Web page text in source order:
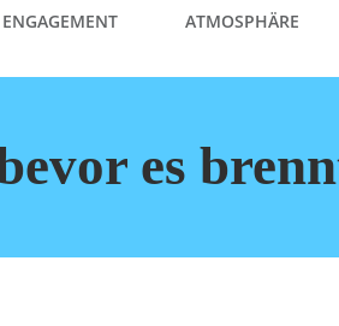
ENGAGEMENT ATMOSPHÄRE
es